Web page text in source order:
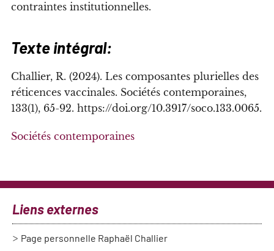
Liens externes
Page personnelle Raphaël Challier
contraintes institutionnelles.
Texte intégral:
Challier, R. (2024). Les composantes plurielles des
réticences vaccinales. Sociétés contemporaines,
133(1), 65-92. https://doi.org/10.3917/soco.133.0065.
Sociétés contemporaines